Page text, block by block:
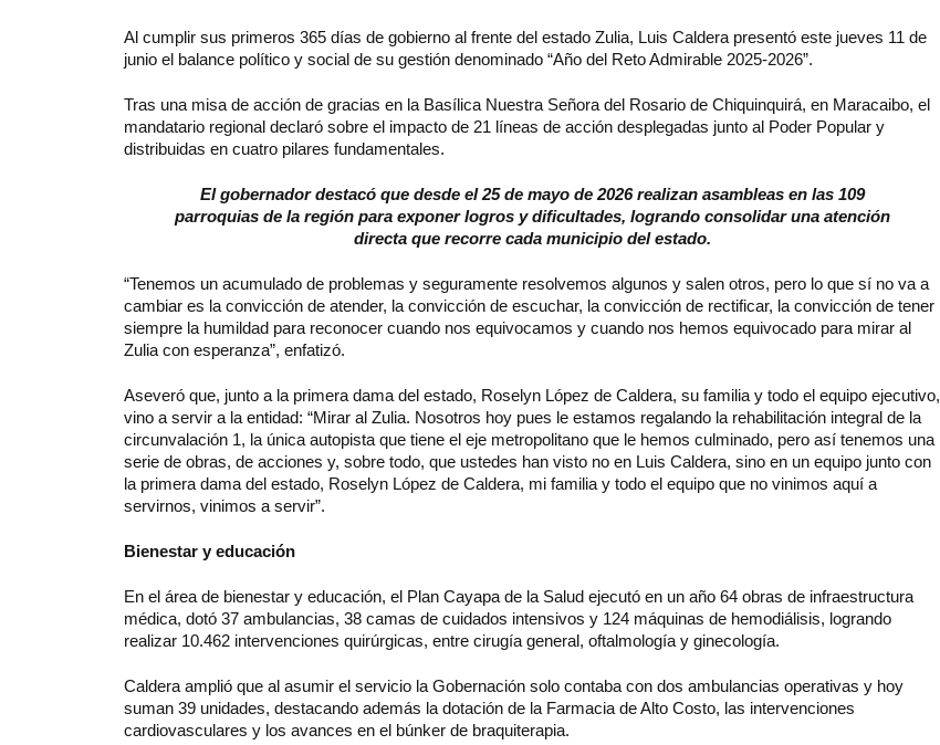
Al cumplir sus primeros 365 días de gobierno al frente del estado Zulia, Luis Caldera presentó este jueves 11 de
junio el balance político y social de su gestión denominado “Año del Reto Admirable 2025-2026”.
Tras una misa de acción de gracias en la Basílica Nuestra Señora del Rosario de Chiquinquirá, en Maracaibo, el
mandatario regional declaró sobre el impacto de 21 líneas de acción desplegadas junto al Poder Popular y
distribuidas en cuatro pilares fundamentales.
El gobernador destacó que desde el 25 de mayo de 2026 realizan asambleas en las 109
parroquias de la región para exponer logros y dificultades, logrando consolidar una atención
directa que recorre cada municipio del estado.
“Tenemos un acumulado de problemas y seguramente resolvemos algunos y salen otros, pero lo que sí no va a
cambiar es la convicción de atender, la convicción de escuchar, la convicción de rectificar, la convicción de tener
siempre la humildad para reconocer cuando nos equivocamos y cuando nos hemos equivocado para mirar al
Zulia con esperanza”, enfatizó.
Aseveró que, junto a la primera dama del estado, Roselyn López de Caldera, su familia y todo el equipo ejecutivo,
vino a servir a la entidad: “Mirar al Zulia. Nosotros hoy pues le estamos regalando la rehabilitación integral de la
circunvalación 1, la única autopista que tiene el eje metropolitano que le hemos culminado, pero así tenemos una
serie de obras, de acciones y, sobre todo, que ustedes han visto no en Luis Caldera, sino en un equipo junto con
la primera dama del estado, Roselyn López de Caldera, mi familia y todo el equipo que no vinimos aquí a
servirnos, vinimos a servir”.
Bienestar y educación
En el área de bienestar y educación, el Plan Cayapa de la Salud ejecutó en un año 64 obras de infraestructura
médica, dotó 37 ambulancias, 38 camas de cuidados intensivos y 124 máquinas de hemodiálisis, logrando
realizar 10.462 intervenciones quirúrgicas, entre cirugía general, oftalmología y ginecología.
Caldera amplió que al asumir el servicio la Gobernación solo contaba con dos ambulancias operativas y hoy
suman 39 unidades, destacando además la dotación de la Farmacia de Alto Costo, las intervenciones
cardiovasculares y los avances en el búnker de braquiterapia.